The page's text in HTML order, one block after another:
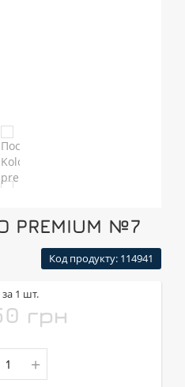
PREMIUM №7
Код продукту: 114941
за 1 шт.
грн
+